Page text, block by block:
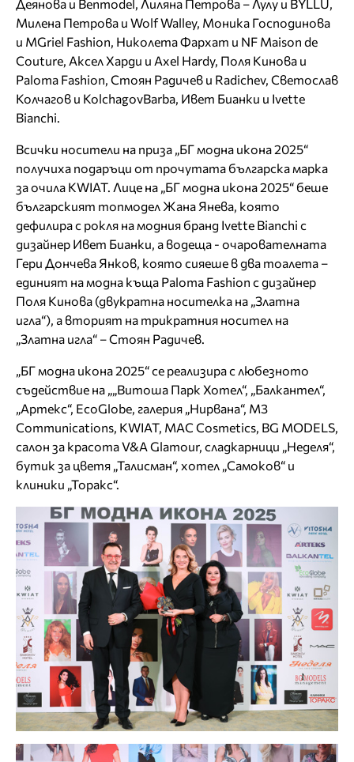
Деянова и Benmodel, Лиляна Петрова – Лулу и BYLLU,
Милена Петрова и Wolf Walley, Моника Господинова
и MGriel Fashion, Николета Фархат и NF Maison de
Couture, Аксел Харди и Axel Hardy, Поля Кинова и
Paloma Fashion, Стоян Радичев и Radichev, Светослав
Колчагов и KolchagovBarba, Ивет Бианки и Ivette
Bianchi.
Всички носители на приза „БГ модна икона 2025“
получиха подаръци от прочутата българска марка
за очила KWIAT. Лице на „БГ модна икона 2025“ беше
българският топмодел Жана Янева, която
дефилира с рокля на модния бранд Ivette Bianchi с
дизайнер Ивет Бианки, а водеща - очарователната
Гери Дончева Янков, която сияеше в два тоалета –
единият на модна къща Paloma Fashion с дизайнер
Поля Кинова (двукратна носителка на „Златна
игла“), а вторият на трикратния носител на
„Златна игла“ – Стоян Радичев.
„БГ модна икона 2025“ се реализира с любезното
съдействие на „„Витоша Парк Хотел“, „Балкантел“,
„Артекс“, EcoGlobe, галерия „Нирвана“, M3
Communications, KWIAT, MAC Cosmetics, BG MODELS,
салон за красота V&A Glamour, сладкарници „Неделя“,
бутик за цветя „Талисман“, хотел „Самоков“ и
клиники „Торакс“.